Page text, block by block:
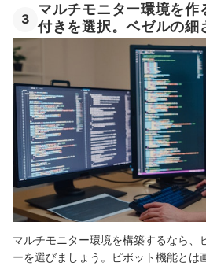
3
マルチモニター環境を作
付きを選択。ベゼルの細
マルチモニター環境を構築するなら、
ーを選びましょう。ピボット機能とは